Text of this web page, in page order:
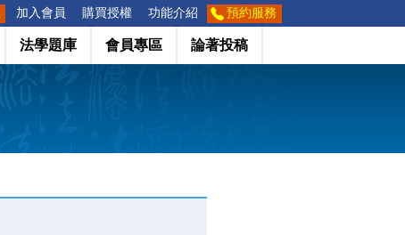
加入會員 購買授權 功能介紹 預約服務
法學題庫 會員專區 論著投稿